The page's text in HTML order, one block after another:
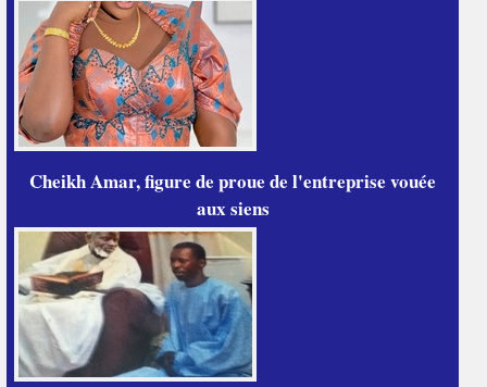
Cheikh Amar, figure de proue de l'entreprise vouée
aux siens